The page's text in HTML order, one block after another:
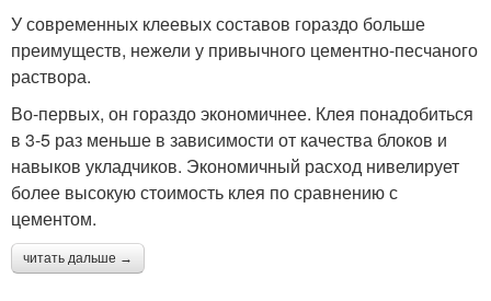
У современных клеевых составов гораздо больше
преимуществ, нежели у привычного цементно-песчаного
раствора.
Во-первых, он гораздо экономичнее. Клея понадобиться
в 3-5 раз меньше в зависимости от качества блоков и
навыков укладчиков. Экономичный расход нивелирует
более высокую стоимость клея по сравнению с
цементом.
читать дальше →